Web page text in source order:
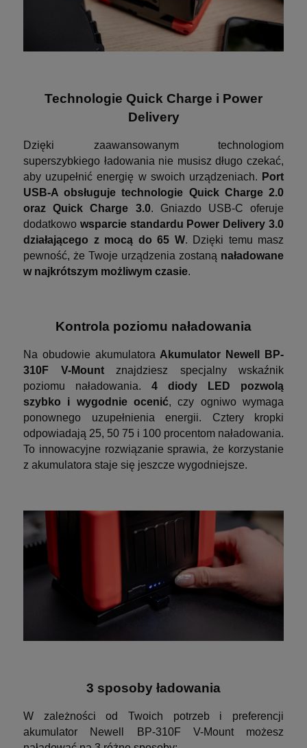
Technologie Quick Charge i Power
Delivery
Dzięki zaawansowanym technologiom
superszybkiego ładowania nie musisz długo czekać,
aby uzupełnić energię w swoich urządzeniach. Port
USB-A obsługuje technologie Quick Charge 2.0
oraz Quick Charge 3.0. Gniazdo USB-C oferuje
dodatkowo wsparcie standardu Power Delivery 3.0
działającego z mocą do 65 W. Dzięki temu masz
pewność, że Twoje urządzenia zostaną naładowane
w najkrótszym możliwym czasie.
Kontrola poziomu naładowania
Na obudowie akumulatora Akumulator Newell BP-
310F V-Mountznajdziesz specjalny wskaźnik
poziomu naładowania. 4 diody LED pozwolą
szybko i wygodnie ocenić, czy ogniwo wymaga
ponownego uzupełnienia energii. Cztery kropki
odpowiadają 25, 50 75 i 100 procentom naładowania.
To innowacyjne rozwiązanie sprawia, że korzystanie
z akumulatora staje się jeszcze wygodniejsze.
3 sposoby ładowania
W zależności od Twoich potrzeb i preferencji
akumulator Newell BP-310F V-Mount możesz